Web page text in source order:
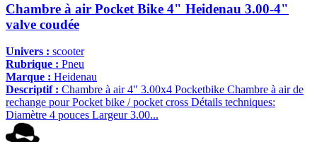
Chambre à air Pocket Bike 4" Heidenau 3.00-4"
valve coudée
Univers : scooter
Rubrique : Pneu
Marque : Heidenau
Descriptif : Chambre à air 4" 3.00x4 Pocketbike Chambre à air de
rechange pour Pocket bike / pocket cross Détails techniques:
Diamètre 4 pouces Largeur 3.00...